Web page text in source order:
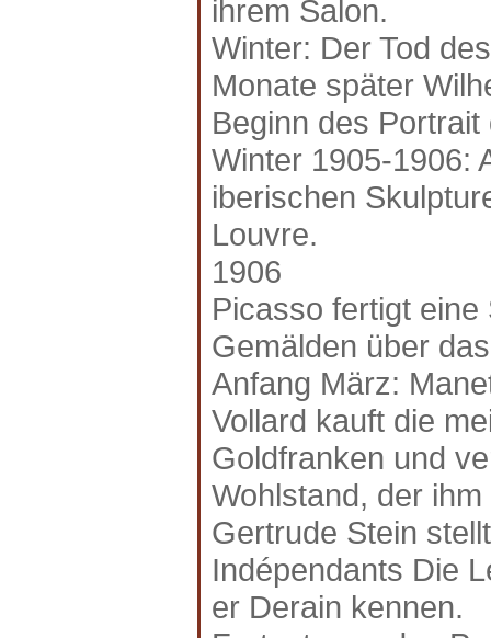
ihrem Salon.
Winter: Der Tod
Monate später
Beginn des
Winter 1905-1906:
iberischen
Louvre.
1906
Picasso fertigt
Gemälden über
Anfang März:
Vollard kauft die
Goldfranken und
Wohlstand, der
Gertrude Stein
Indépendants Die
er Derain kennen.